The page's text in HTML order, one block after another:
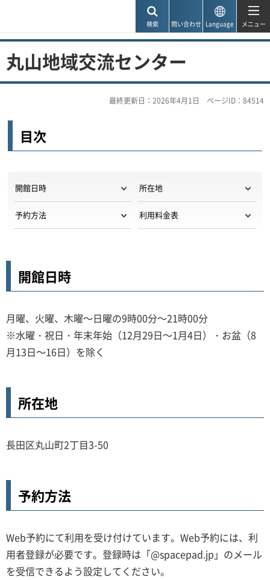
検索 問い合わせ Language メニュー
丸山地域交流センター
最終更新日：2026年4月1日 ページID：84514
目次
開館日時 所在地
予約方法 利用料金表
開館日時
月曜、火曜、木曜～日曜の9時00分～21時00分
※水曜・祝日・年末年始（12月29日～1月4日）・お盆（8
月13日～16日）を除く
所在地
長田区丸山町2丁目3-50
予約方法
Web予約にて利用を受け付けています。Web予約には、利
用者登録が必要です。登録時は「@spacepad.jp」のメール
を受信できるよう設定してください。